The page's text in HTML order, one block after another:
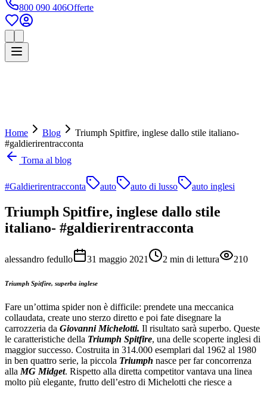
800 090 406Offerte
Home Blog
Triumph Spitfire, inglese dallo stile italiano-
#galdierirentracconta
Torna al blog
#Galdierirentracconta auto auto di lusso auto inglesi
Triumph Spitfire, inglese dallo stile
italiano- #galdierirentracconta
alessandro fedullo 31 maggio 2021 2 min di lettura 210
Triumph Spitfire, superba inglese
Fare un’ottima spider non è difficile: prendete una meccanica
collaudata, create uno sterzo diretto e poi fate disegnare la
carrozzeria da Giovanni Michelotti. Il risultato sarà superbo. Queste
le caratteristiche della Triumph Spitfire, una delle scoperte inglesi di
maggior successo. Costruita in 314.000 esemplari dal 1962 al 1980
in ben quattro serie, la piccola Triumph nasce per far concorrenza
alla MG Midget. Rispetto alla diretta competitor vantava una linea
molto più elegante, frutto dell’estro di Michelotti che riesce a